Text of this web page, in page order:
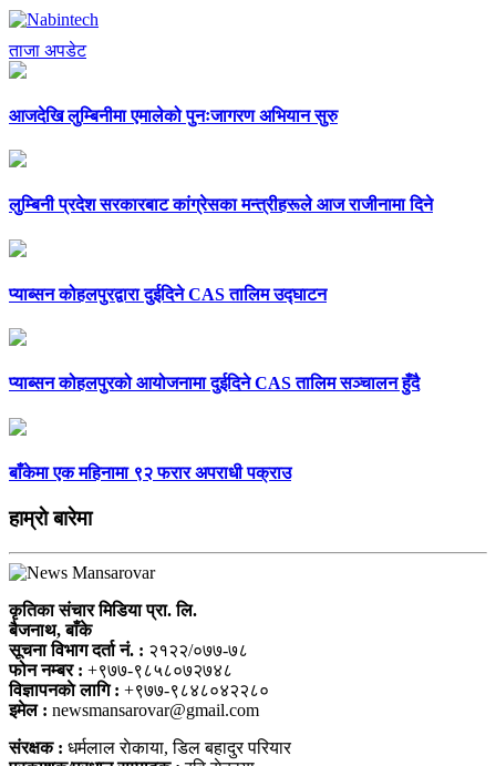
ताजा अपडेट
आजदेखि लुम्बिनीमा एमालेको पुनःजागरण अभियान सुरु
लुम्बिनी प्रदेश सरकारबाट कांग्रेसका मन्त्रीहरूले आज राजीनामा दिने
प्याब्सन कोहलपुरद्वारा दुईदिने CAS तालिम उद्घाटन
प्याब्सन कोहलपुरको आयोजनामा दुईदिने CAS तालिम सञ्चालन हुँदै
बाँकेमा एक महिनामा ९२ फरार अपराधी पक्राउ
हाम्राे बारेमा
कृतिका संचार मिडिया प्रा. लि.
बैजनाथ, बाँके
सूचना विभाग दर्ता नं. : २१२२/०७७-७८
फोन नम्बर : +९७७-९८५८०७२७४८
विज्ञापनकाे लागि : +९७७-९८४८०४२२८०
इमेल : newsmansarovar@gmail.com
संरक्षक : धर्मलाल राेकाया, डिल बहादुर परियार